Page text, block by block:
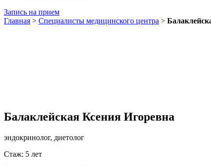
Запись на прием
Главная > Специалисты медицинского центра >
Балаклейская Ксения Игоревна
эндокринолог, диетолог
Стаж: 5 лет